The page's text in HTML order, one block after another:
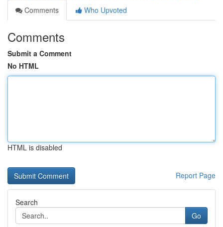
Comments
Who Upvoted
Comments
Submit a Comment
No HTML
HTML is disabled
Report Page
Search
Go